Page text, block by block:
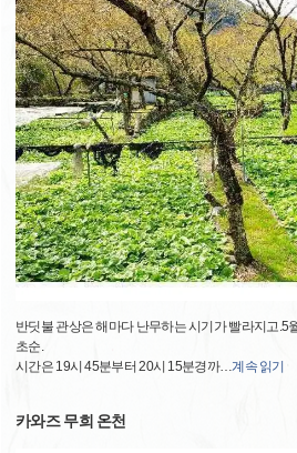
반딧불 관상은 해마다 난무하는 시기가 빨라지고.5
초순.
시간은 19시 45분부터 20시 15분경까…계속 읽기
카와즈 무희 온천